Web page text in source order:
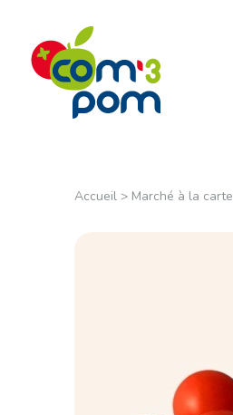
Accueil > Marché à la carte